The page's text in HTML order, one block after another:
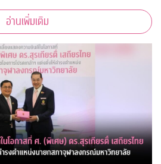
หาวิทยาลัยวิสคอนซิน-แมดิสัน
อ่านเพิ่มเติม